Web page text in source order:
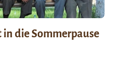
die Sommerpause